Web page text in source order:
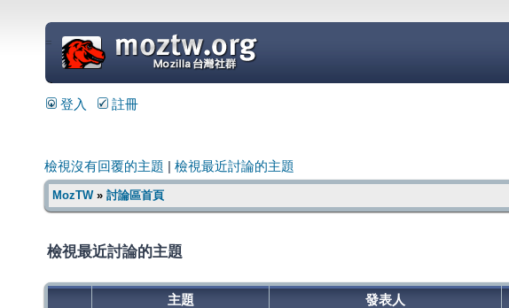
=
登入 註冊
檢視沒有回覆的主題 檢視最近討論的主題
MozTW» 討論區首頁
檢視最近討論的主題
主題 發表人